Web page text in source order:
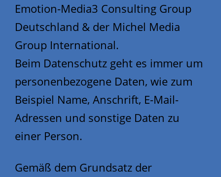
Emotion-Media3 Consulting Group
Deutschland & der Michel Media
Group International.
Beim Datenschutz geht es immer um
personenbezogene Daten, wie zum
Beispiel Name, Anschrift, E-Mail-
Adressen und sonstige Daten zu
einer Person.
Gemäß dem Grundsatz der